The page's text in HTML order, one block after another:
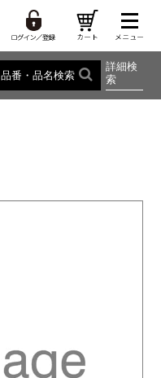
品番・品名検索
詳細検
索